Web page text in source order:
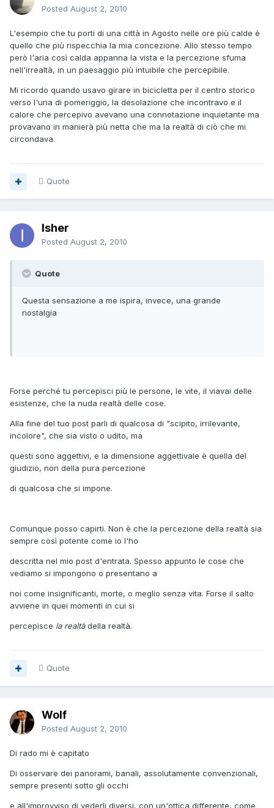
Posted August 2, 2010
L'esempio che tu porti di una città in Agosto nelle ore più calde è
quello che più rispecchia la mia concezione. Allo stesso tempo
però l'aria così calda appanna la vista e la percezione sfuma
nell'irrealtà, in un paesaggio più intuibile che percepibile.
Mi ricordo quando usavo girare in bicicletta per il centro storico
verso l'una di pomeriggio, la desolazione che incontravo e il
calore che percepivo avevano una connotazione inquietante ma
provavano in manierà più netta che ma la realtà di ciò che mi
circondava.
Quote
Isher
Posted August 2, 2010
Quote
Questa sensazione a me ispira, invece, una grande
nostalgia
Forse perché tu percepisci più le persone, le vite, il viavai delle
esistenze, che la nuda realtà delle cose.
Alla fine del tuo post parli di qualcosa di "scipito, irrilevante,
incolore", che sia visto o udito, ma
questi sono aggettivi, e la dimensione aggettivale è quella del
giudizio, non della pura percezione
di qualcosa che si impone.
Comunque posso capirti. Non è che la percezione della realtà sia
sempre così potente come io l'ho
descritta nel mio post d'entrata. Spesso appunto le cose che
vediamo si impongono o presentano a
noi come insignificanti, morte, o meglio senza vita. Forse il salto
avviene in quei momenti in cui si
percepisce la realtàdella realtà.
Quote
Wolf
Posted August 2, 2010
Di rado mi è capitato
Di osservare dei panorami, banali, assolutamente convenzionali,
sempre presenti sotto gli occhi
e all'improvviso di vederli diversi, con un'ottica differente, come